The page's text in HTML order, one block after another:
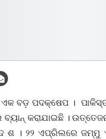
ବଡ଼ ପଦକ୍ଷେପ ।
କରାଯାଇଛି ।
ଶ । ୨୨ ଏପ୍ରିଲରେ ଜମ୍ମୁ